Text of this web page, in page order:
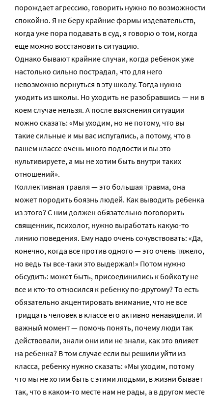
порождает агрессию, говорить нужно по возможности
спокойно. Я не беру крайние формы издевательств,
когда уже пора подавать в суд, я говорю о том, когда
еще можно восстановить ситуацию.
Однако бывают крайние случаи, когда ребенок уже
настолько сильно пострадал, что для него
невозможно вернуться в эту школу. Тогда нужно
уходить из школы. Но уходить не разобравшись — ни в
коем случае нельзя. А после выяснения ситуации
можно сказать: «Мы уходим, но не потому, что вы
такие сильные и мы вас испугались, а потому, что в
вашем классе очень много подлости и вы это
культивируете, а мы не хотим быть внутри таких
отношений».
Коллективная травля — это большая травма, она
может породить боязнь людей. Как выводить ребенка
из этого? С ним должен обязательно поговорить
священник, психолог, нужно выработать какую-то
линию поведения. Ему надо очень сочувствовать: «Да,
конечно, когда все против одного — это очень тяжело,
но ведь ты все-таки это выдержал!» Потом нужно
обсудить: может быть, присоединились к бойкоту не
все и кто-то относился к ребенку по-другому? То есть
обязательно акцентировать внимание, что не все
тридцать человек в классе его активно ненавидели. И
важный момент — помочь понять, почему люди так
действовали, знали они или не знали, как это влияет
на ребенка? В том случае если вы решили уйти из
класса, ребенку нужно сказать: «Мы уходим, потому
что мы не хотим быть с этими людьми, в жизни бывает
так, что в каком-то месте нам не рады, а в другом месте